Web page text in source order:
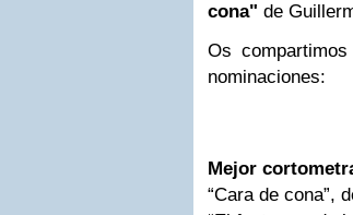
cona" de
Os
nominaciones:
Mejor
“Cara de cona”,